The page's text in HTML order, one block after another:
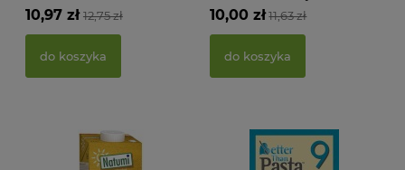
12,75 zł
10,97 zł
do koszyka
11,63 zł
10,00 zł
do koszyka